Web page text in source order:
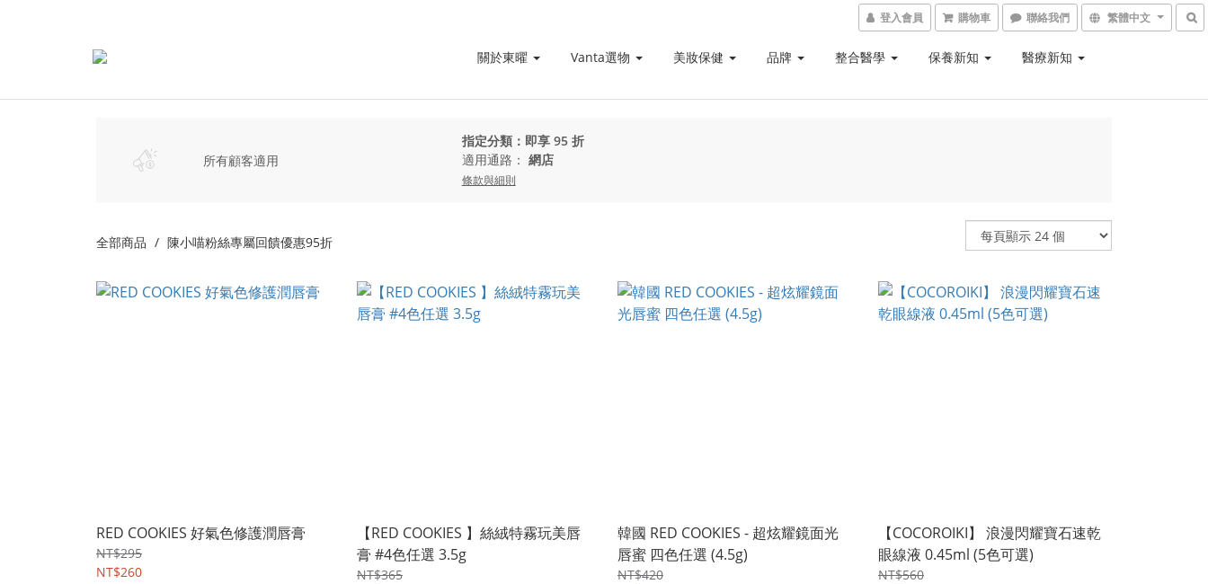
登入會員 購物車 聯絡我們 繁體中文
關於東曜 Vanta選物 美妝保健 品牌 整合醫學 保養新知 醫療新知
所有顧客適用
指定分類：即享 95 折
適用通路： 網店
條款與細則
全部商品 陳小喵粉絲專屬回饋優惠95折
RED COOKIES 好氣色修護潤唇膏
NT$295
NT$260
【RED COOKIES 】絲絨特霧玩美唇
膏 #4色任選 3.5g
NT$365
韓國 RED COOKIES - 超炫耀鏡面光
唇蜜 四色任選 (4.5g)
NT$420
【COCOROIKI】 浪漫閃耀寶石速乾
眼線液 0.45ml (5色可選)
NT$560